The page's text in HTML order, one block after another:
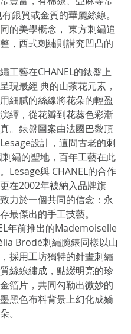
銀質或金質的華麗絲線。
的美學概念， 東方刺繡追
，西式刺繡則講究凹凸的
藝在CHANEL的錶盤上
現最經 典的山茶花元素，
細膩的絲線將花朵的輕盈
繹，從花瓣到花蕊色彩漸
。錶盤圖案由法國巴黎頂
設計，這間古老的刺
繡的聖地，百年工藝在此
Lesage與 CHANEL的合作
在2002年被納入品牌旗
力於一個共同的信念：永
最傑出的手工技藝。
前推出的Mademoiselle
Brodé刺繡腕錶同樣以山
採用工坊獨特的針畫刺繡
絲線繡成，點綴明亮的珍
箔片，共同勾勒出微妙的
黑色布料背景上幻化成嬌
。